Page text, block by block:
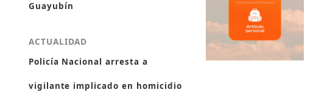
Guayubín
ACTUALIDAD
Policía Nacional arresta a
vigilante implicado en homicidio